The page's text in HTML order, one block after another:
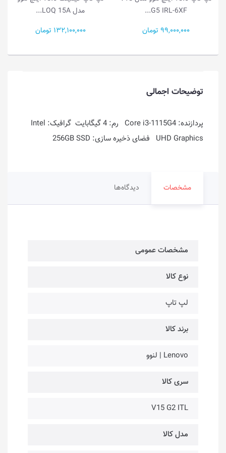
مدل LOQ 15A...
132,100,000 تومان
مدل Legion...
386,500,000 تومان
توضیحات اجمالی
پردازنده: Core i3-1115G4 رم: 4 گیگابایت گرافیک: Intel
UHD Graphics فضای ذخیره سازی: 256GB SSD
مشخصات دیدگاه‌ها
مشخصات عمومی
نوع کالا
لپ تاپ
برند کالا
Lenovo | لنوو
سری کالا
V15 G2 ITL
مدل کالا